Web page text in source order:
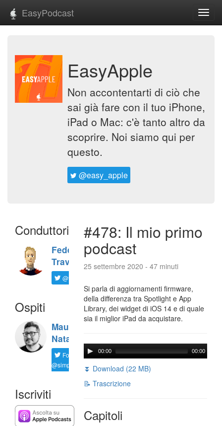
EasyPodcast
EasyApple
Non accontentarti di ciò che
sai già fare con il tuo iPhone,
iPad o Mac: c'è tanto altro da
scoprire. Noi siamo qui per
questo.
@easy_apple
Conduttori
Federico
Travaini
@ftrava
Ospiti
Maurizio
Natali
Follow
@simplemal
Iscriviti
#478: Il mio primo
podcast
25 settembre 2020 - 47 minuti
Si parla di aggiornamenti firmware,
della differenza tra Spotlight e App
Library, dei widget di iOS 14 e di quale
sia il miglior iPad da acquistare.
00:00 00:00
⏬ Download (22 MB)
📝 Trascrizione
Capitoli